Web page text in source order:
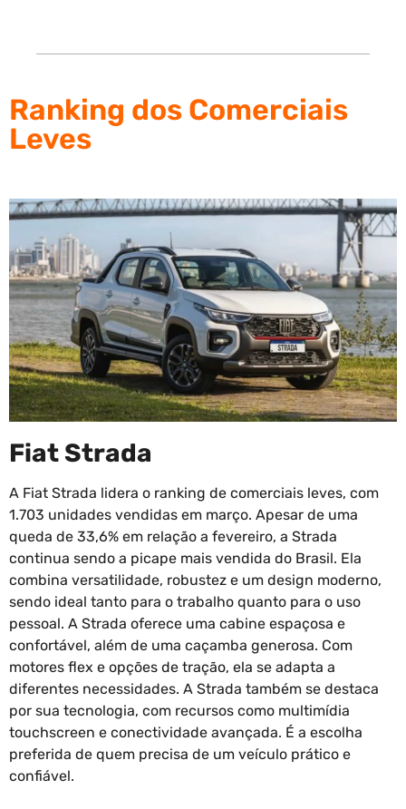
Ranking dos Comerciais
Leves
Fiat Strada
A Fiat Strada lidera o ranking de comerciais leves, com
1.703 unidades vendidas em março. Apesar de uma
queda de 33,6% em relação a fevereiro, a Strada
continua sendo a picape mais vendida do Brasil. Ela
combina versatilidade, robustez e um design moderno,
sendo ideal tanto para o trabalho quanto para o uso
pessoal. A Strada oferece uma cabine espaçosa e
confortável, além de uma caçamba generosa. Com
motores flex e opções de tração, ela se adapta a
diferentes necessidades. A Strada também se destaca
por sua tecnologia, com recursos como multimídia
touchscreen e conectividade avançada. É a escolha
preferida de quem precisa de um veículo prático e
confiável.